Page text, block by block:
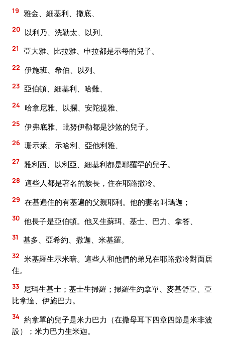
19 雅金、細基利、撒底、
20 以利乃、洗勒太、以列、
21 亞大雅、比拉雅、申拉都是示每的兒子。
22 伊施班、希伯、以列、
23 亞伯頓、細基利、哈難、
24 哈拿尼雅、以攔、安陀提雅、
25 伊弗底雅、毗努伊勒都是沙煞的兒子。
26 珊示萊、示哈利、亞他利雅、
27 雅利西、以利亞、細基利都是耶羅罕的兒子。
28 這些人都是著名的族長，住在耶路撒冷。
29 在基遍住的有基遍的父親耶利。他的妻名叫瑪迦；
30 他長子是亞伯頓。他又生蘇珥、基士、巴力、拿答、
31 基多、亞希約、撒迦、米基羅。
32 米基羅生示米暗。這些人和他們的弟兄在耶路撒冷對面居
住。
33 尼珥生基士；基士生掃羅；掃羅生約拿單、麥基舒亞、亞
比拿達、伊施巴力。
34 約拿單的兒子是米力巴力（在撒母耳下四章四節是米非波
設）；米力巴力生米迦。